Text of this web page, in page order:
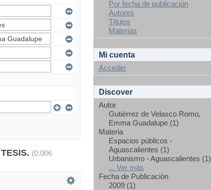
(0.006
Por fecha de publicación
Autores
Títulos
Materias
Mi cuenta
Acceder
Discover
Autor
Gutiérrez de Velasco Romo,
Emma Guadalupe (1)
Materia
Espacios públicos -
Aguascalientes (1)
Urbanismo - Aguascalientes (1)
... Ver más
Fecha de Publicación
2009 (1)